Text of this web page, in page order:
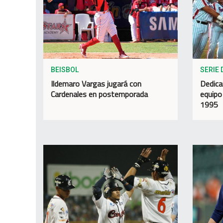
BEISBOL
Ildemaro Vargas jugará con
Cardenales en postemporada
SERIE
1995